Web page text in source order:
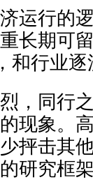
运行的
长期可
和行业
，同行
现象。
抨击其
研究框架